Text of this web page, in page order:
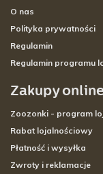
O nas
Polityka prywatności
Regulamin
Regulamin programu
Zakupy online
Zoozonki - program
Rabat lojalnościowy
Płatność i wysyłka
Zwroty i reklamacje